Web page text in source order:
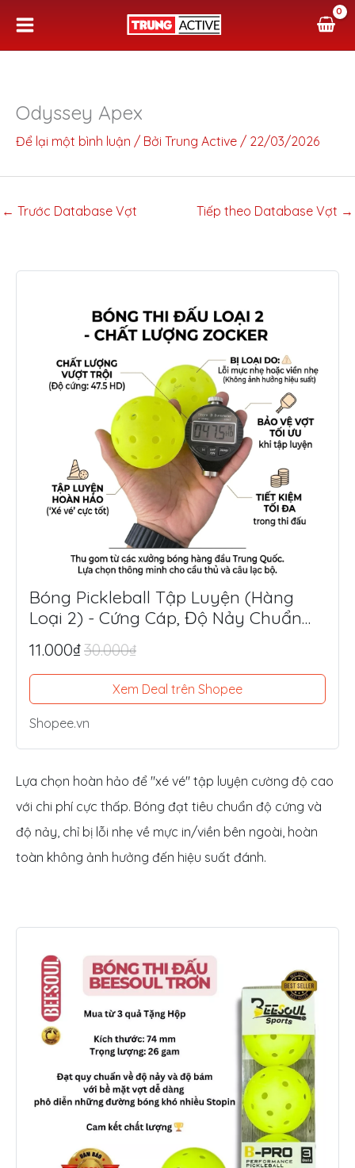
nội
Bóng Pickleball Tập Luyện (Hàng
Loại 2) - Cứng Cáp, Độ Nảy Chuẩn
Thi Đấu, Siêu Tiết Kiệm
11.000₫30.000₫
Xem Deal trên Shopee
Shopee.vn
Lựa chọn hoàn hảo để "xé vé" tập luyện cường độ cao
với chi phí cực thấp. Bóng đạt tiêu chuẩn độ cứng và
độ nảy, chỉ bị lỗi nhẹ về mực in/viền bên ngoài, hoàn
toàn không ảnh hưởng đến hiệu suất đánh.
Odyssey Apex
Để lại một bình luận / Bởi Trung Active / 22/03/2026
← Trước Database Vợt Tiếp theo Database Vợt →